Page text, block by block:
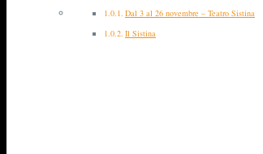
Dal 3 al 26 novembre – Teatro Sistina
Il Sistina